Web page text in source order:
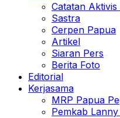
Catatan Aktivis
Sastra
Cerpen Papua
Artikel
Siaran Pers
Berita Foto
Editorial
Kerjasama
MRP Papua
Pemkab